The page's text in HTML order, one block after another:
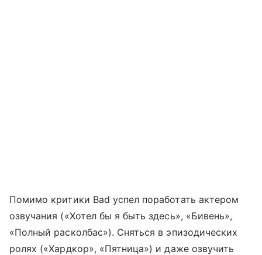
Помимо критики Bad успел поработать актером
озвучания («Хотел бы я быть здесь», «Бивень»,
«Полный расколбас»). Сняться в эпизодических
ролях («Хардкор», «Пятница») и даже озвучить